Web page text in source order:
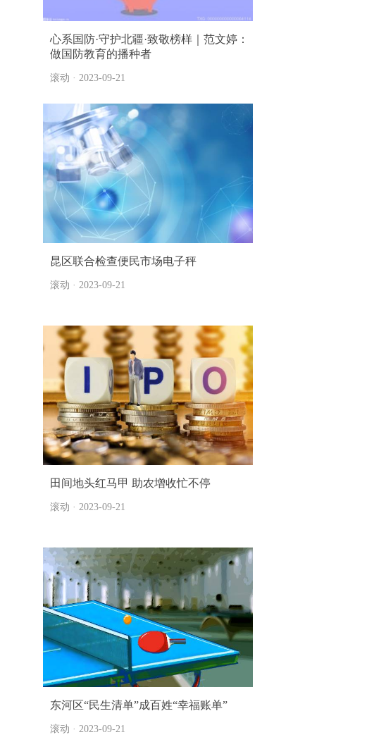
心系国防·守护北疆·致敬榜样｜范文婷：
做国防教育的播种者
滚动 · 2023-09-21
昆区联合检查便民市场电子秤
滚动 · 2023-09-21
田间地头红马甲 助农增收忙不停
滚动 · 2023-09-21
东河区“民生清单”成百姓“幸福账单”
滚动 · 2023-09-21